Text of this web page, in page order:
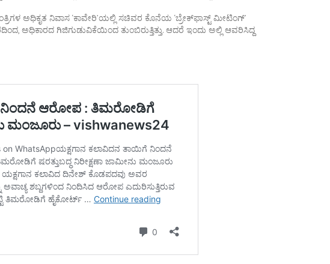
ಅಧಿಕೃತ ನಿವಾಸ ‘ಕಾವೇರಿ’ಯಲ್ಲಿ ಸಚಿವರ ಕೊನೆಯ ‘ಬ್ರೇಕ್‌ಫಾಸ್ಟ್‌ ಮೀಟಿಂಗ್’
ಅಧಿಕಾರದ ಗಿಜಿಗುಡುವಿಕೆಯಿಂದ ತುಂಬಿರುತ್ತಿತ್ತು. ಆದರೆ ಇಂದು ಅಲ್ಲಿ ಆವರಿಸಿದ್ದ